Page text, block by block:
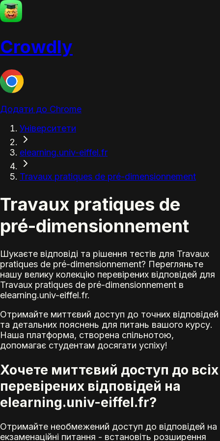
Crowdly
Додати до Chrome
Університети
elearning.univ-eiffel.fr
Travaux pratiques de pré-dimensionnement
Travaux pratiques de
pré-dimensionnement
Шукаєте відповіді та рішення тестів для Travaux
pratiques de pré-dimensionnement? Перегляньте
нашу велику колекцію перевірених відповідей для
Travaux pratiques de pré-dimensionnement в
elearning.univ-eiffel.fr.
Отримайте миттєвий доступ до точних відповідей
та детальних пояснень для питань вашого курсу.
Наша платформа, створена спільнотою,
допомагає студентам досягати успіху!
Хочете миттєвий доступ до всіх
перевірених відповідей на
elearning.univ-eiffel.fr?
Отримайте необмежений доступ до відповідей на
екзаменаційні питання - встановіть розширення